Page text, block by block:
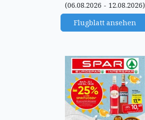
(06.08.2026 - 12.08.2026)
Flugblatt ansehen